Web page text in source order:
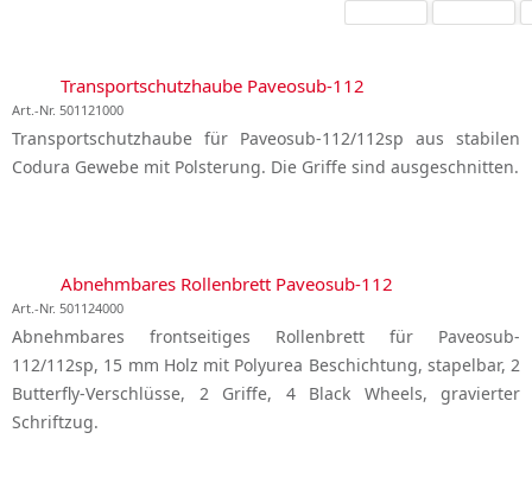
Transportschutzhaube Paveosub-112
Art.-Nr. 501121000
Transportschutzhaube für Paveosub-112/112sp aus stabilen
Codura Gewebe mit Polsterung. Die Griffe sind ausgeschnitten.
Abnehmbares Rollenbrett Paveosub-112
Art.-Nr. 501124000
Abnehmbares frontseitiges Rollenbrett für Paveosub-
112/112sp, 15 mm Holz mit Polyurea Beschichtung, stapelbar, 2
Butterfly-Verschlüsse, 2 Griffe, 4 Black Wheels, gravierter
Schriftzug.